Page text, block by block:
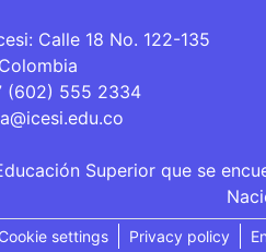
Calle 18 No. 122-135
(602) 555 2334
Superior que se
Cookie settings Privacy policy